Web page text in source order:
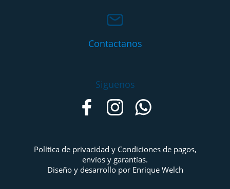
Contactanos
Siguenos
Política de privacidad y Condiciones de pagos,
envíos y garantías.
Diseño y desarrollo por Enrique Welch